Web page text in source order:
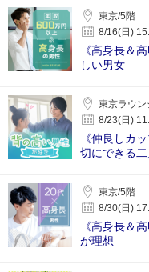
東京/5階
8/16(日)
《高身長＆
しい男女
東京ラウン
8/23(日)
《仲良しカ
切にできる二
東京/5階
8/30(日)
《高身長＆
が理想